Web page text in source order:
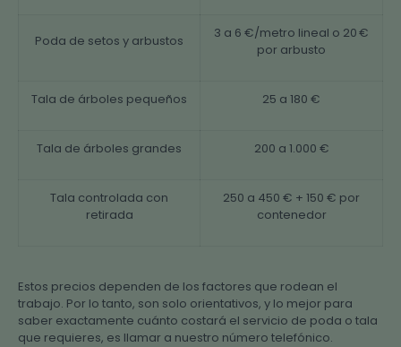
Poda de setos y arbustos
3 a 6 €/metro lineal o 20 €
por arbusto
Tala de árboles pequeños 25 a 180 €
Tala de árboles grandes 200 a 1.000 €
Tala controlada con
retirada
250 a 450 € + 150 € por
contenedor
Estos precios dependen de los factores que rodean el
trabajo. Por lo tanto, son solo orientativos, y lo mejor para
saber exactamente cuánto costará el servicio de poda o tala
que requieres, es llamar a nuestro número telefónico.